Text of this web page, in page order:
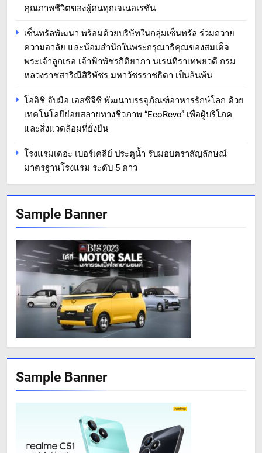
คุณภาพชีวิตของผู้คนทุกเจเนอเรชัน
เซ็นทรัลพัฒนา พร้อมด้วยบริษัทในกลุ่มเซ็นทรัล ร่วมถวาย
ความอาลัย และน้อมสำนึกในพระกรุณาธิคุณของสมเด็จ
พระเจ้าลูกเธอ เจ้าฟ้าพัชรกิติยาภา นเรนทิราเทพยวดี กรม
หลวงราชสาริณีสิริพัชร มหาวัชรราชธิดา เป็นล้นพ้น
โออิชิ จับมือ เอสซีจีซี พัฒนาบรรจุภัณฑ์อาหารรักษ์โลก ด้วย
เทคโนโลยีย่อยสลายทางชีวภาพ “EcoRevo” เพื่อผู้บริโภค
และสิ่งแวดล้อมที่ยั่งยืน
โรงแรมเดอะ เบอร์เคลีย์ ประตูน้ำ รับมอบตราสัญลักษณ์
มาตรฐานโรงแรม ระดับ 5 ดาว
Sample Banner
Sample Banner